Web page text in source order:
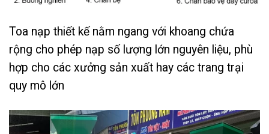
Toa nạp thiết kế nằm ngang với khoang chứa
rộng cho phép nạp số lượng lớn nguyên liệu, phù
hợp cho các xưởng sản xuất hay các trang trại
quy mô lớn